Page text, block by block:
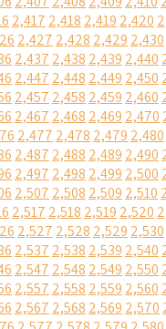
2,417 2,418 2,419 2,420
2,427 2,428 2,429 2,430
2,437 2,438 2,439 2,440
2,447 2,448 2,449 2,450
2,457 2,458 2,459 2,460
2,467 2,468 2,469 2,470
2,477 2,478 2,479 2,480
2,487 2,488 2,489 2,490
2,497 2,498 2,499 2,500
2,507 2,508 2,509 2,510
2,517 2,518 2,519 2,520
2,527 2,528 2,529 2,530
2,537 2,538 2,539 2,540
2,547 2,548 2,549 2,550
2,557 2,558 2,559 2,560
2,567 2,568 2,569 2,570